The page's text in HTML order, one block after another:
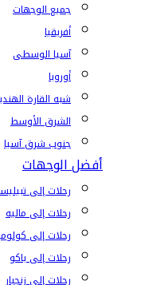
جميع الوجهات
أفريقيا
آسيا الوسطى
أوروبا
شبه القارة
الشرق الأوسط
جنوب شرق آسيا
أفضل الوجهات
رحلات إلى
رحلات إلى ماليه
رحلات إلى
رحلات إلى باكو
رحلات إلى زنجبار